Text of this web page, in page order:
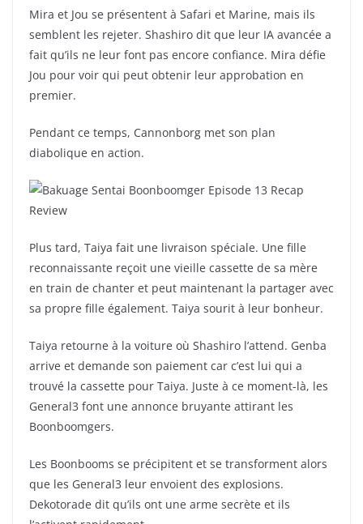
Mira et Jou se présentent à Safari et Marine, mais ils
semblent les rejeter. Shashiro dit que leur IA avancée a
fait qu’ils ne leur font pas encore confiance. Mira défie
Jou pour voir qui peut obtenir leur approbation en
premier.
Pendant ce temps, Cannonborg met son plan
diabolique en action.
Plus tard, Taiya fait une livraison spéciale. Une fille
reconnaissante reçoit une vieille cassette de sa mère
en train de chanter et peut maintenant la partager avec
sa propre fille également. Taiya sourit à leur bonheur.
Taiya retourne à la voiture où Shashiro l’attend. Genba
arrive et demande son paiement car c’est lui qui a
trouvé la cassette pour Taiya. Juste à ce moment-là, les
General3 font une annonce bruyante attirant les
Boonboomgers.
Les Boonbooms se précipitent et se transforment alors
que les General3 leur envoient des explosions.
Dekotorade dit qu’ils ont une arme secrète et ils